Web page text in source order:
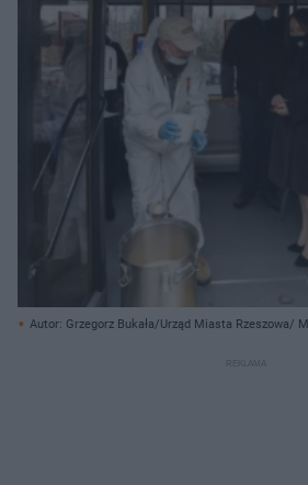
Autor: Grzegorz Bukała/Urząd Miasta Rzeszowa/